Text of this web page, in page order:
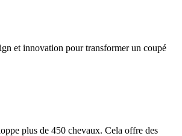
et innovation pour transformer un coupé
plus de 450 chevaux. Cela offre des